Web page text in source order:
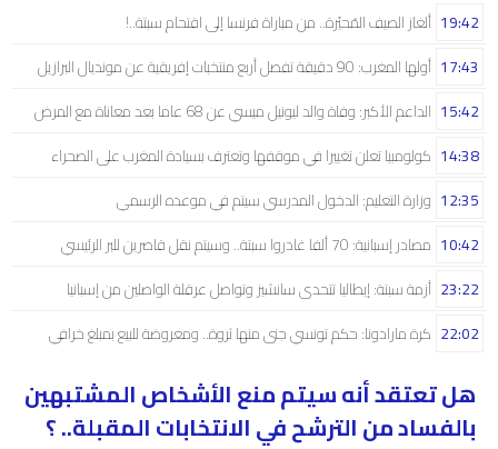
ألغاز الصيف المُحيّرة.. من مباراة فرنسا إلى اقتحام سبتة..! 19:42
أولها المغرب: 90 دقيقة تفصل أربع منتخبات إفريقية عن مونديال البرازيل 17:43
الداعم الأكبر: وفاة والد ليونيل ميسي عن 68 عاما بعد معاناة مع المرض 15:42
كولومبيا تعلن تغييرا في موقفها وتعترف بسيادة المغرب على الصحراء 14:38
وزارة التعليم: الدخول المدرسي سیتم في موعده الرسمي 12:35
مصادر إسبانية: 70 ألفا غادروا سبتة.. وسيتم نقل قاصرين للبر الرئيسي 10:42
أزمة سبتة: إيطاليا تتحدى سانشيز وتواصل عرقلة الواصلين من إسبانيا 23:22
كرة مارادونا: حكم تونسي جنى منها ثروة.. ومعروضة للبيع بمبلغ خرافي 22:02
هل تعتقد أنه سيتم منع الأشخاص المشتبهين
بالفساد من الترشح في الانتخابات المقبلة.. ؟